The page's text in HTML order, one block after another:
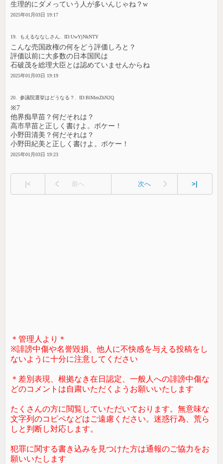
生理的にダメっていう人が多いんじゃね？w
2025年01月03日 19:17
19. もえるななしさん. ID:UwYjNkNTY
こんな売国政権の何をどう評価しろと？
評価以前に大多数の日本国民は
石破茂を総理大臣とは認めていませんからね
2025年01月03日 19:19
20. 参議院選挙はどうなる？. ID:BlMmZhN2Q
※7
他界痴早苗？何だそれは？
高市早苗と正しく書けよ。ボケー！
小野田清美？何だそれは？
小野田紀美と正しく書けよ。ボケー！
2025年01月03日 19:23
|< 前へ 次へ >|
＊管理人より＊
※誹謗中傷や名誉毀損、他人に不快感を与える投稿をし
ないように十分に注意してください
＊差別表現、根拠なき在日認定、一般人への誹謗中傷な
どのコメントは自粛いただくようお願いいたします
たくさんの方に閲覧していただいております。無意味な
文字列のコピペなどはご遠慮ください。迷惑行為、荒ら
しと判断し対応します。
犯罪に関する書き込みを見つけた方は通報のご協力をお
願いいたします